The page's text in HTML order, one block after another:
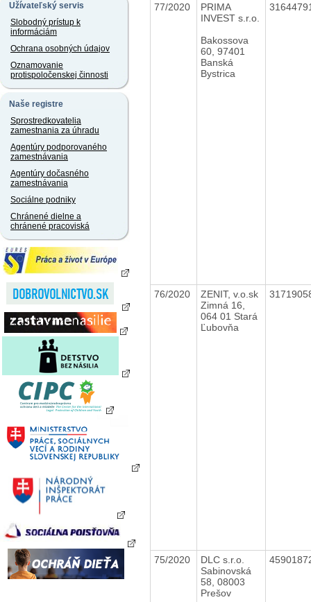
Užívateľský servis
Slobodný prístup k
informáciám
Ochrana osobných údajov
Oznamovanie
protispoločenskej činnosti
Naše registre
Sprostredkovatelia
zamestnania za úhradu
Agentúry podporovaného
zamestnávania
Agentúry dočasného
zamestnávania
Sociálne podniky
Chránené dielne a
chránené pracoviská
77/2020
PRIMA
INVEST s.r.o.
Bakossova
60, 97401
Banská
Bystrica
76/2020
ZENIT, v.o.sk
Zimná 16,
064 01 Stará
Ľubovňa
75/2020
DLC s.r.o.
Sabinovská
58, 08003
Prešov